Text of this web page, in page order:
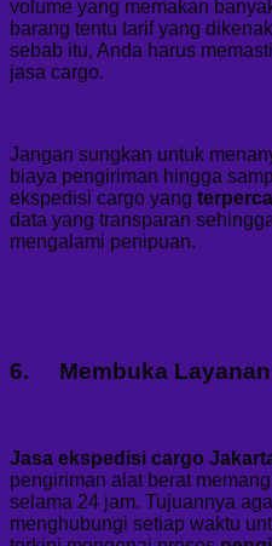
volume yang memakan
barang tentu tarif yang
sebab itu, Anda harus
jasa cargo.
Jangan sungkan untuk
biaya pengiriman hingga
ekspedisi cargo yang
data yang transparan
mengalami penipuan.
6. Membuka Layanan
Jasa ekspedisi cargo
pengiriman alat berat
selama 24 jam. Tujuannya
menghubungi setiap waktu